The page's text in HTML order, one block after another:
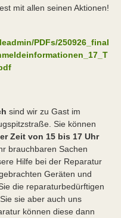
mit allen seinen Aktionen!
PDFs/250926_final
sind wir zu Gast im
Sie können
Zeit von 15 bis 17 Uhr
brauchbaren Sachen
Hilfe bei der Reparatur
Geräten und
die reparaturbedürftigen
sie aber auch uns
können diese dann